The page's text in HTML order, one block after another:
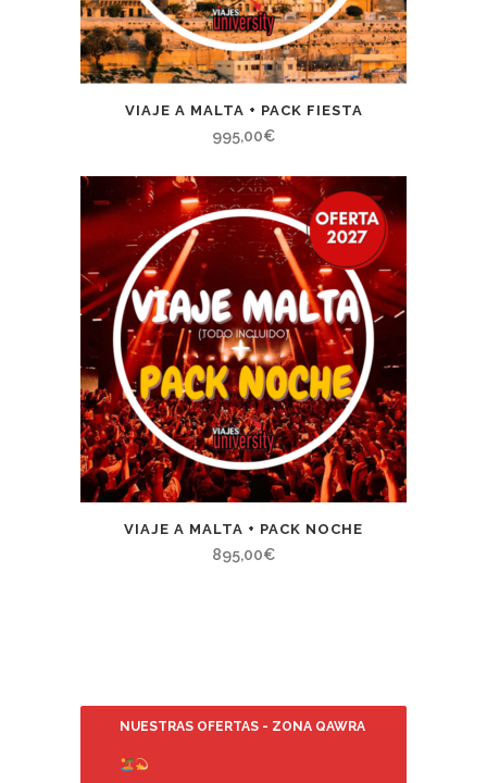
VIAJE A MALTA + PACK FIESTA
995,00€
VIAJE A MALTA + PACK NOCHE
895,00€
NUESTRAS OFERTAS - ZONA QAWRA